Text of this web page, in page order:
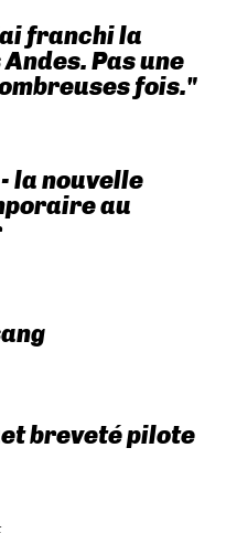
franchi la
Pas une
fois."
la nouvelle
au
breveté pilote